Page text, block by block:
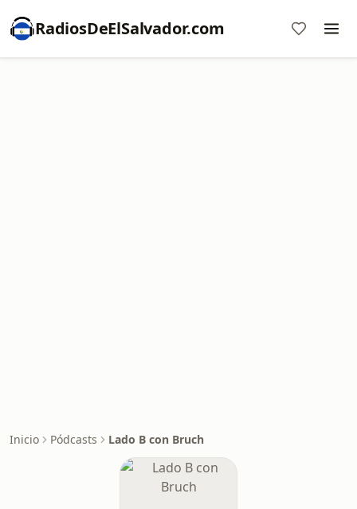
RadiosDeElSalvador.com
Inicio Pódcasts Lado B con Bruch